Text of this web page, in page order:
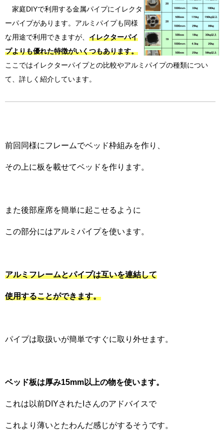
家庭DIYで利用する金属パイプにイレクタ
ーパイプがあります。アルミパイプも同様
な用途で利用できますが、 イレクターパイ
プよりも優れた特徴がいくつもあります。
ここではイレクターパイプとの比較やアルミパイプの種類につい
て、詳しく紹介しています。
前回同様にフレームでベッド枠組みを作り、
その上に板を載せてベッドを作ります。
また後部座席を簡単に起こせるように
この部分にはアルミパイプを使います。
アルミフレームとパイプは互いを連結して
使用することができます。
パイプは取扱いが簡単ですぐに取り外せます。
ベッド板は厚み15mm以上の物を使います。
これは以前DIYされたIさんのアドバイスで
これより薄いとたわんだ感じがするそうです。